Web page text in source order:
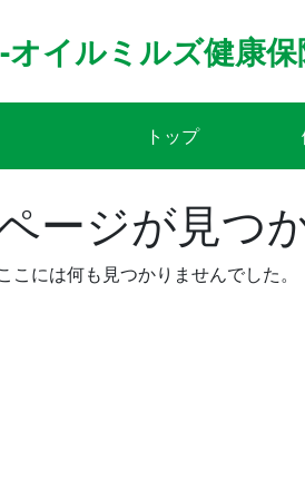
オイルミルズ健康
トップ
ージが見つ
こには何も見つかりませんでした。